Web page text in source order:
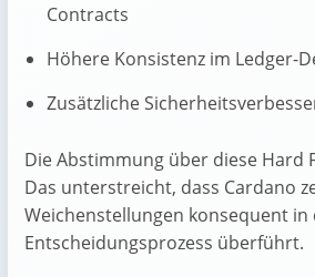
Contracts
Höhere Konsistenz im Ledger-
Zusätzliche
Die Abstimmung über diese Hard
Das unterstreicht, dass Cardano
Weichenstellungen konsequent in
Entscheidungsprozess überführt.